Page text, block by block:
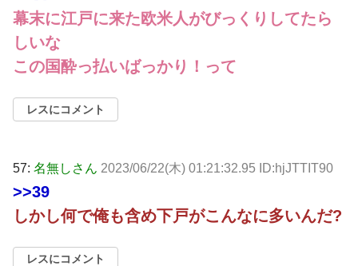
幕末に江戸に来た欧米人がびっくりしてたら
しいな
この国酔っ払いばっかり！って
レスにコメント
57: 名無しさん 2023/06/22(木) 01:21:32.95 ID:hjJTTIT90
>>39
しかし何で俺も含め下戸がこんなに多いんだ?
レスにコメント